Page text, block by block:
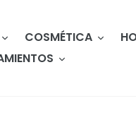
COSMÉTICA